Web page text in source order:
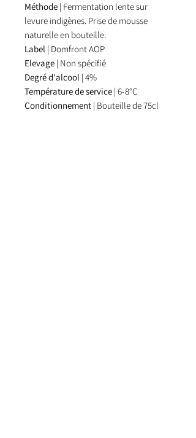
Méthode | Fermentation lente sur
levure indigènes. Prise de mousse
naturelle en bouteille.
Label | Domfront AOP
Elevage | Non spécifié
Degré d'alcool | 4%
Température de service | 6-8°C
Conditionnement | Bouteille de 75cl